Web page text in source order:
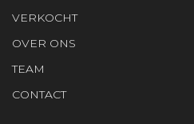
VERKOCHT
OVER ONS
TEAM
CONTACT